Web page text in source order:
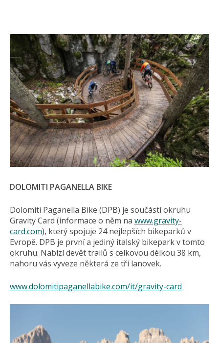
DOLOMITI PAGANELLA BIKE
Dolomiti Paganella Bike (DPB) je součástí okruhu
Gravity Card (informace o něm na www.gravity-
card.com), který spojuje 24 nejlepších bikeparků v
Evropě. DPB je první a jediný italský bikepark v tomto
okruhu. Nabízí devět trailů s celkovou délkou 38 km,
nahoru vás vyveze některá ze tří lanovek.
www.dolomitipaganellabike.com/it/gravity-card